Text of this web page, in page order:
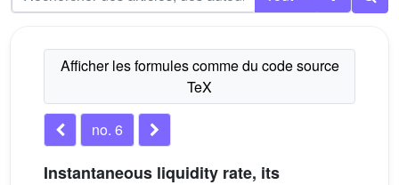
no. 6
Instantaneous liquidity rate, its